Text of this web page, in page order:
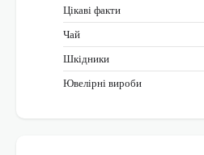
Цікаві факти
Чай
Шкідники
Ювелірні вироби